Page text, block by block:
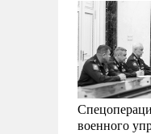
военного